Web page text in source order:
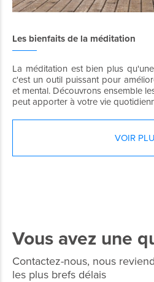
Les bienfaits de la méditation
La méditation est bien plus
c'est un outil puissant pour
et mental. Découvrons ensemble
peut apporter à votre vie
VOIR
Vous avez une
Contactez-nous, nous
les plus brefs délais